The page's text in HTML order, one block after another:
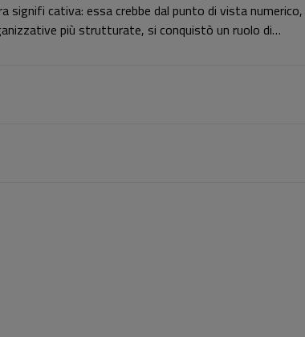
signifi cativa: essa crebbe dal punto di vista numerico,
più strutturate, si conquistò un ruolo di
i greci parteciparono al progresso civile cittadino
istituzioni.
di Livorno, nucleo importante della più estesa diaspora
si manifestarono i primi fermenti del riscatto